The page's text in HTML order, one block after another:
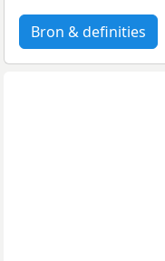
Bron & definities